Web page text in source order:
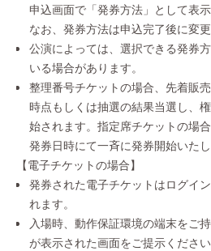
申込画面で「発券方法」として表
なお、発券方法は申込完了後に変
公演によっては、選択できる発券
いる場合があります。
整理番号チケットの場合、先着販
時点もしくは抽選の結果当選し、
始されます。指定席チケットの場
発券日時にて一斉に発券開始いたし
【電子チケットの場合】
発券された電子チケットはログイ
れます。
入場時、動作保証環境の端末をご
が表示された画面をご提示くださ